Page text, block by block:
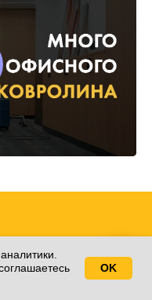
с нами! OK